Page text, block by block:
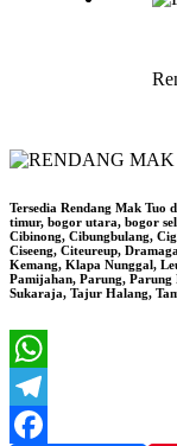
Tersedia Rendang Mak
timur, bogor utara, bogor
Cibinong, Cibungbulang,
Ciseeng, Citeureup,
Kemang, Klapa Nunggal,
Pamijahan, Parung, Parung
Sukaraja, Tajur Halang,
WhatsApp
Telegram